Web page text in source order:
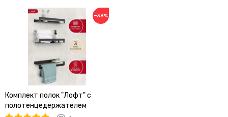
−38%
Комплект полок "Лофт" с
полотенцедержателем